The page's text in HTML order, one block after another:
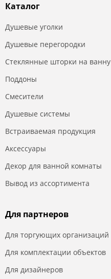
Каталог
Душевые уголки
Душевые перегородки
Стеклянные шторки на ванну
Поддоны
Смесители
Душевые системы
Встраиваемая продукция
Аксессуары
Декор для ванной комнаты
Вывод из ассортимента
Для партнеров
Для торгующих организаций
Для комплектации объектов
Для дизайнеров